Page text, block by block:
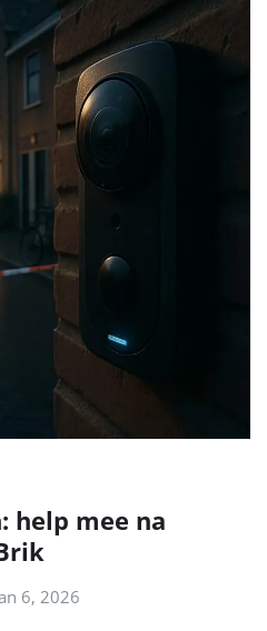
help mee na
6, 2026